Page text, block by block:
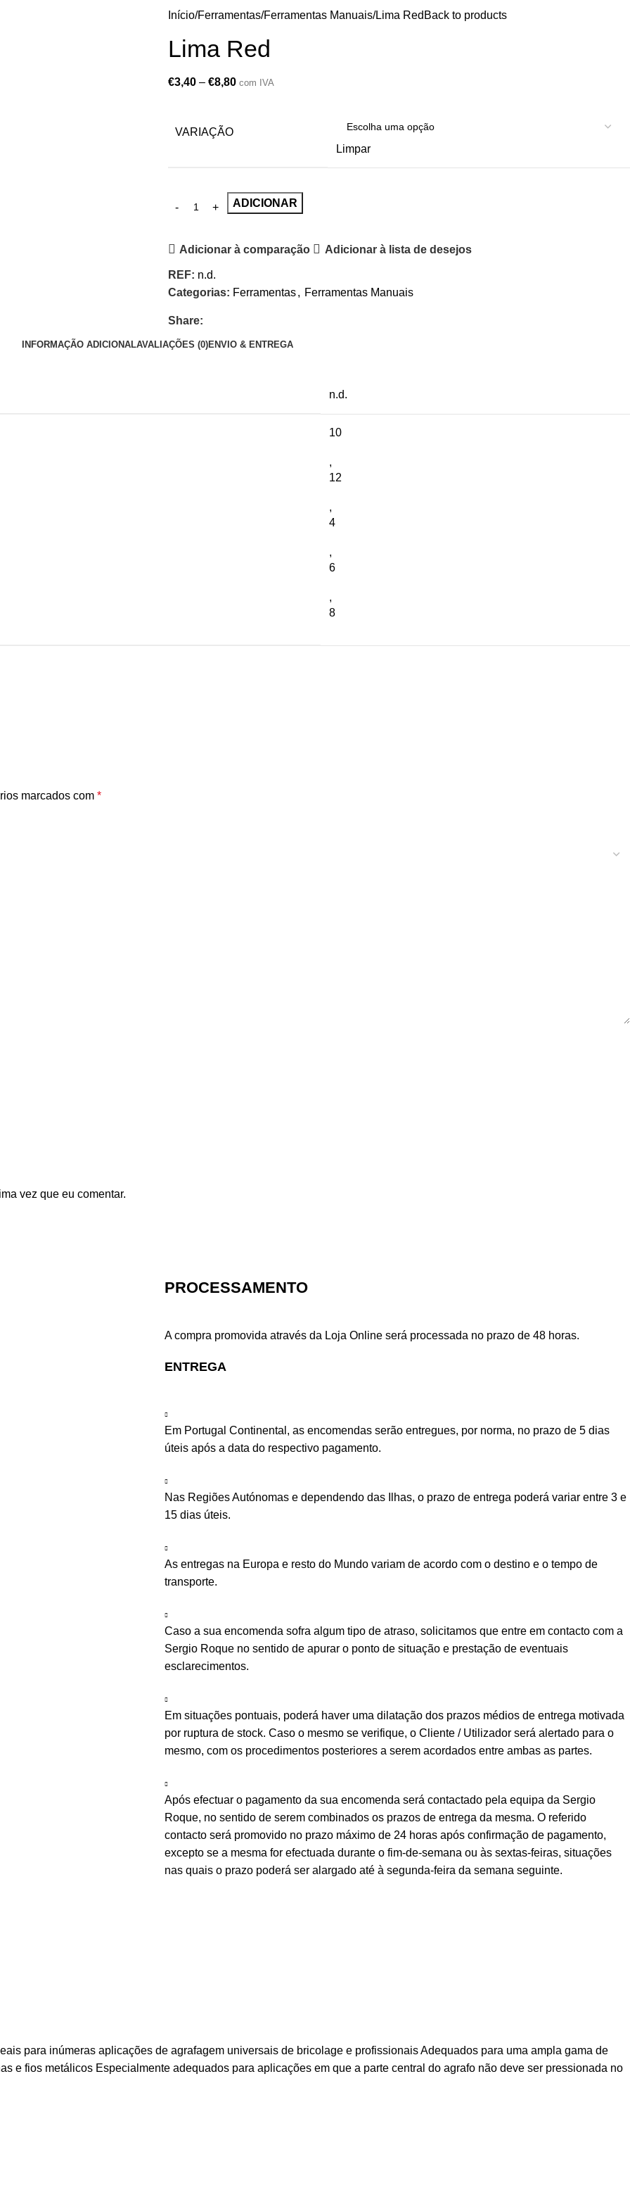
Início Ferramentas Ferramentas Manuais Lima Red Back to products
Lima Red
€3,40 – €8,80 com IVA
VARIAÇÃO
Limpar
ADICIONAR
Adicionar à comparação Adicionar à lista de desejos
REF: n.d.
Categorias: Ferramentas, Ferramentas Manuais
Share:
INFORMAÇÃO ADICIONALAVALIAÇÕES (0)ENVIO & ENTREGA
n.d.
10
,
12
,
4
,
6
,
8
marcados com *
vez que eu comentar.
PROCESSAMENTO
A compra promovida através da Loja Online será processada no prazo de 48 horas.
ENTREGA
Em Portugal Continental, as encomendas serão entregues, por norma, no prazo de 5 dias
úteis após a data do respectivo pagamento.
Nas Regiões Autónomas e dependendo das Ilhas, o prazo de entrega poderá variar entre 3 e
15 dias úteis.
As entregas na Europa e resto do Mundo variam de acordo com o destino e o tempo de
transporte.
Caso a sua encomenda sofra algum tipo de atraso, solicitamos que entre em contacto com a
Sergio Roque no sentido de apurar o ponto de situação e prestação de eventuais
esclarecimentos.
Em situações pontuais, poderá haver uma dilatação dos prazos médios de entrega motivada
por ruptura de stock. Caso o mesmo se verifique, o Cliente / Utilizador será alertado para o
mesmo, com os procedimentos posteriores a serem acordados entre ambas as partes.
Após efectuar o pagamento da sua encomenda será contactado pela equipa da Sergio
Roque, no sentido de serem combinados os prazos de entrega da mesma. O referido
contacto será promovido no prazo máximo de 24 horas após confirmação de pagamento,
excepto se a mesma for efectuada durante o fim-de-semana ou às sextas-feiras, situações
nas quais o prazo poderá ser alargado até à segunda-feira da semana seguinte.
para inúmeras aplicações de agrafagem universais de bricolage e profissionais Adequados para uma ampla gama de
e fios metálicos Especialmente adequados para aplicações em que a parte central do agrafo não deve ser pressionada no